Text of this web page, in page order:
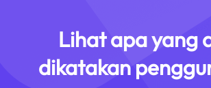
Lihat apa yang
dikatakan